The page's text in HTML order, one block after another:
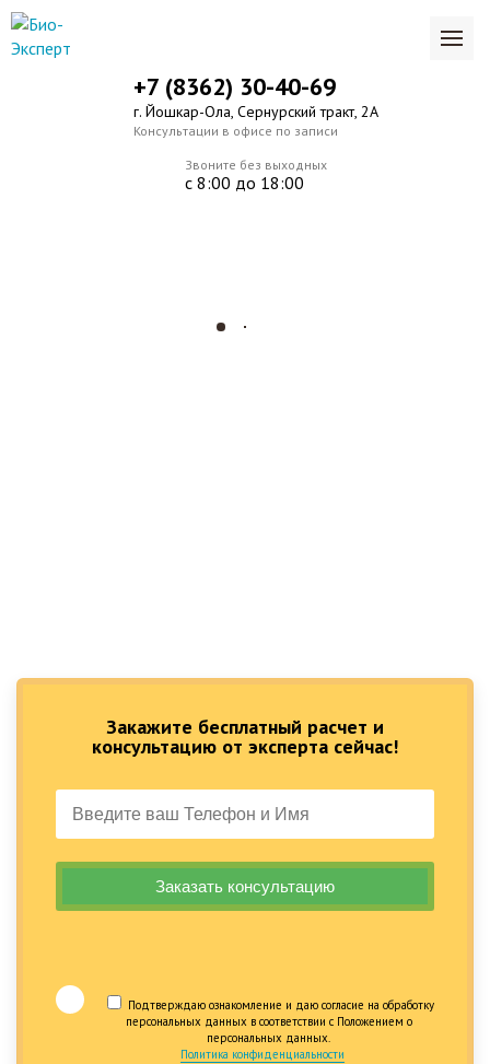
Закажите бесплатный расчет и
консультацию от эксперта сейчас!
Подтверждаю ознакомление и даю согласие на обработку
персональных данных в соответствии с Положением о
персональных данных.
Политика конфиденциальности
Звоните без выходных
с 8:00 до 18:00
+7 (8362) 30-40-69
г. Йошкар-Ола, Сернурский тракт, 2А
Консультации в офисе по записи